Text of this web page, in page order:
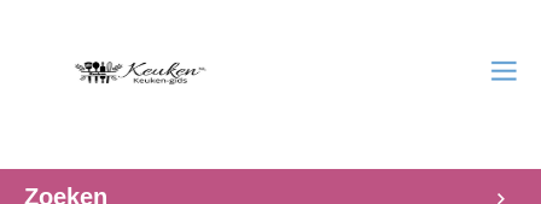
Zoeken